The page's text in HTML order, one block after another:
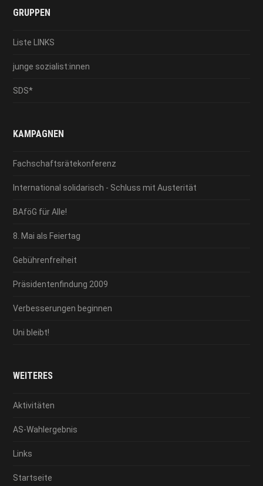
GRUPPEN
Liste LINKS
junge sozialist:innen
SDS*
KAMPAGNEN
Fachschaftsrätekonferenz
International solidarisch - Schluss mit Austerität
BAföG für Alle!
8. Mai als Feiertag
Gebührenfreiheit
Präsidentenfindung 2009
Verbesserungen beginnen
Uni bleibt!
WEITERES
Aktivitäten
AS-Wahlergebnis
Links
Startseite